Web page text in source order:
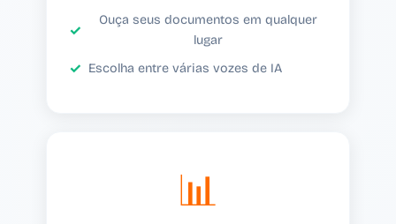
Ouça seus documentos em qualquer
lugar
Escolha entre várias vozes de IA
📊